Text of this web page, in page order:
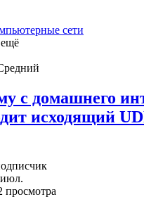
сети
с домашнего
исходящий
просмотра